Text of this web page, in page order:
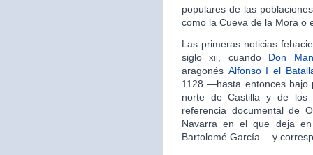
populares de las
como la Cueva de la Mora o
Las primeras noticias
sigloxii , cuando Don
aragonés Alfonso I el
1128 —hasta entonces
norte de Castilla y de los
referencia documental de
Navarra en el que deja
Bartolomé García— y